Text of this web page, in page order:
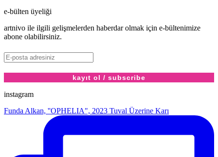
e-bülten üyeliği
artnivo ile ilgili gelişmelerden haberdar olmak için e-bültenimize
abone olabilirsiniz.
instagram
Funda Alkan, ''OPHELIA", 2023 Tuval Üzerine Karı